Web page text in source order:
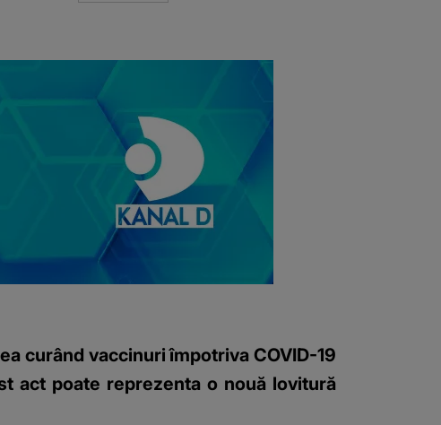
curând vaccinuri împotriva COVID-19
act poate reprezenta o nouă lovitură